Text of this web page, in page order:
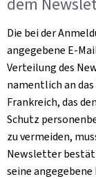
Die bei der
angegebene E-
Verteilung des
namentlich an
Frankreich, das
Schutz
zu vermeiden,
Newsletter
seine